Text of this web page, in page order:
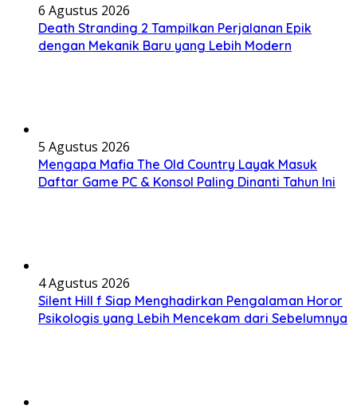
6 Agustus 2026
Death Stranding 2 Tampilkan Perjalanan Epik
dengan Mekanik Baru yang Lebih Modern
5 Agustus 2026
Mengapa Mafia The Old Country Layak Masuk
Daftar Game PC & Konsol Paling Dinanti Tahun Ini
4 Agustus 2026
Silent Hill f Siap Menghadirkan Pengalaman Horor
Psikologis yang Lebih Mencekam dari Sebelumnya